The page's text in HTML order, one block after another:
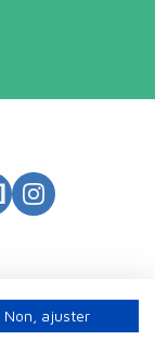
Non, ajuster